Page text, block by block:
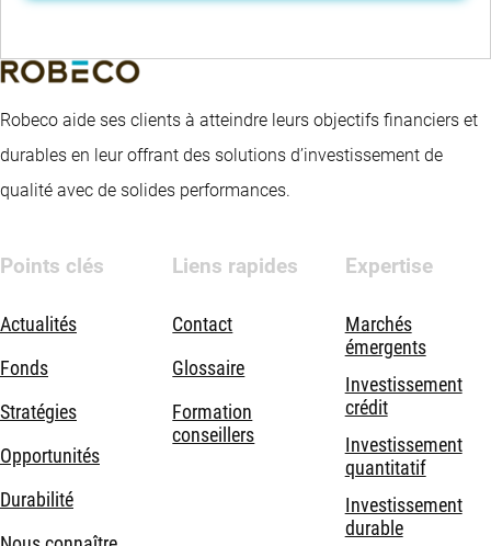
Robeco aide ses clients à atteindre leurs objectifs financiers et
durables en leur offrant des solutions d’investissement de
qualité avec de solides performances.
Points clés
Actualités
Fonds
Stratégies
Opportunités
Durabilité
Liens rapides
Contact
Glossaire
Formation
conseillers
Expertise
Marchés
émergents
Investissement
crédit
Investissement
quantitatif
Investissement
durable